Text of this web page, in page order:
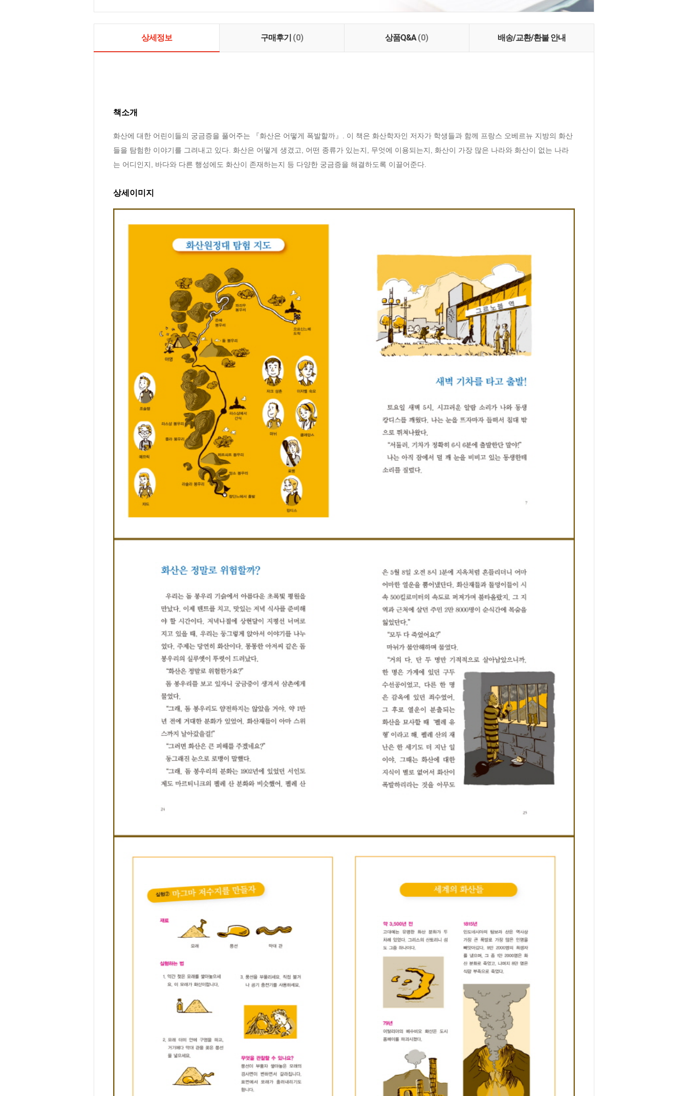
상세정보 구매후기 (0) 상품Q&A(0) 배송/교환/환불 안내
책소개
화산에 대한 어린이들의 궁금증을 풀어주는 『화산은 어떻게 폭발할까』. 이 책은 화산학자인 저자가 학생들과 함께 프랑스 오베르뉴 지방의 화산
들을 탐험한 이야기를 그려내고 있다. 화산은 어떻게 생겼고, 어떤 종류가 있는지, 무엇에 이용되는지, 화산이 가장 많은 나라와 화산이 없는 나라
는 어디인지, 바다와 다른 행성에도 화산이 존재하는지 등 다양한 궁금증을 해결하도록 이끌어준다.
상세이미지